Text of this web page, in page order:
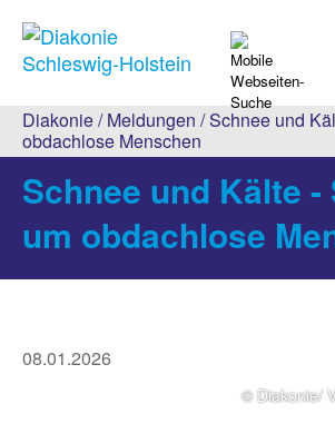
Diakonie/Meldungen / Schnee und
obdachlose Menschen
Schnee und Kälte -
um obdachlose
08.01.2026
© Diakonie/